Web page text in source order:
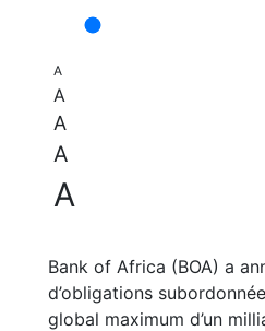
A
A
A
A
A
Bank of Africa (BOA) a
d’obligations
global maximum d’un